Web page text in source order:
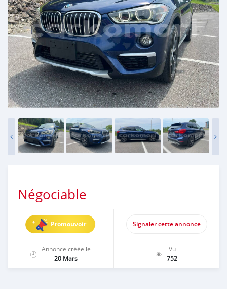
Négociable
Promouvoir Signaler cette annonce
Annonce créée le
20 Mars
Vu
752